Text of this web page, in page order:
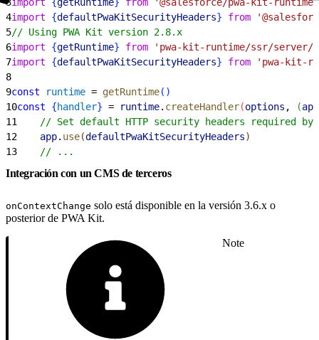
4import {defaultPwaKitSecurityHeaders} from
5// Using PWA Kit version 2.8.x
6import {getRuntime} from 'pwa-kit-runtime/ssr/server/
7import {defaultPwaKitSecurityHeaders} from 'pwa-kit-
8
9const runtime = getRuntime( )
10const {handler} = runtime. createHandler(options , (app
11
// Set default HTTP security headers required by
12
    app
. use(defaultPwaKitSecurityHeaders)
13
    // ...
Integración con un CMS de terceros
onContextChange solo está disponible en la versión 3.6.x o
posterior de PWA Kit.
Note